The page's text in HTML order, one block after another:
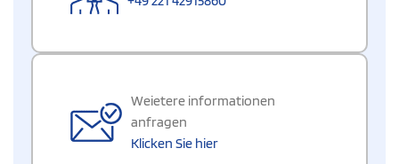
Weietere informationen
anfragen
Klicken Sie hier